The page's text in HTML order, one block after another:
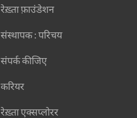
रेख़्ता फ़ाउंडेशन
संस्थापक : परिचय
संपर्क कीजिए
करियर
रेख़्ता एक्सप्लोरर